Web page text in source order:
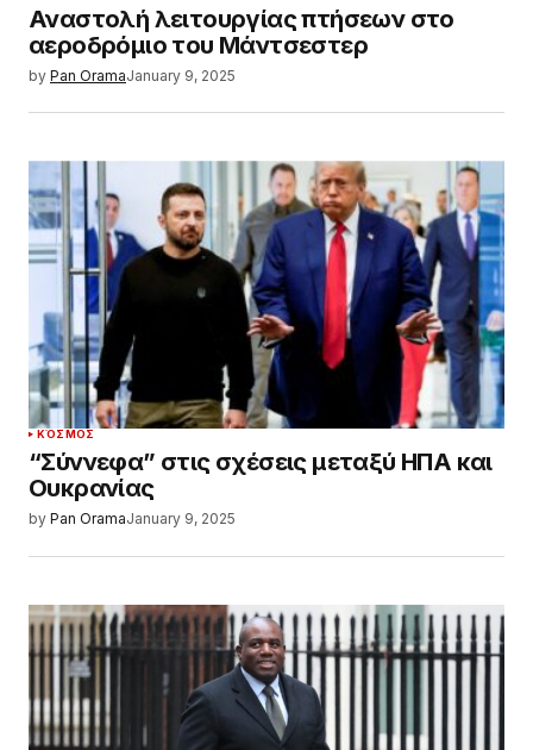
Αναστολή λειτουργίας πτήσεων στο
αεροδρόμιο του Μάντσεστερ
by Pan OramaJanuary 9, 2025
ΚΌΣΜΟΣ
“Σύννεφα” στις σχέσεις μεταξύ ΗΠΑ και
Ουκρανίας
by Pan OramaJanuary 9, 2025